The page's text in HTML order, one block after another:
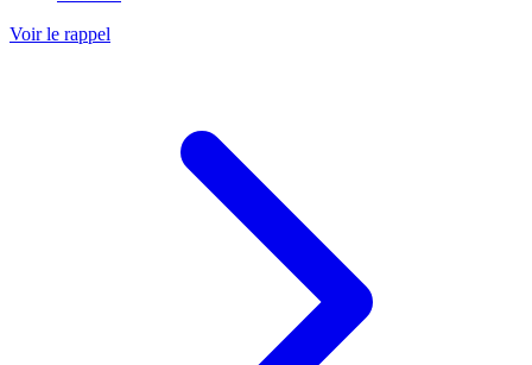
Voir le rappel